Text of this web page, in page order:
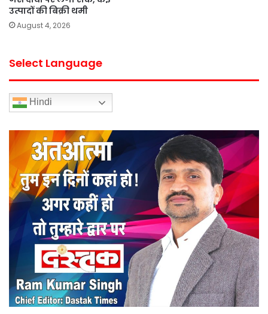
उत्पादों की बिक्री थमी
August 4, 2026
Select Language
Hindi